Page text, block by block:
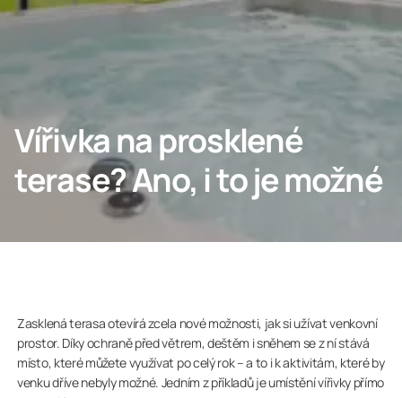
Lumon Group
Vířivka na prosklené
terase? Ano, i to je možné
Zasklená terasa otevírá zcela nové možnosti, jak si užívat venkovní
prostor. Díky ochraně před větrem, deštěm i sněhem se z ní stává
místo, které můžete využívat po celý rok – a to i k aktivitám, které by
venku dříve nebyly možné. Jedním z příkladů je umístění vířivky přímo